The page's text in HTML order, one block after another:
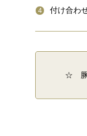
付け合わ
☆ 豚